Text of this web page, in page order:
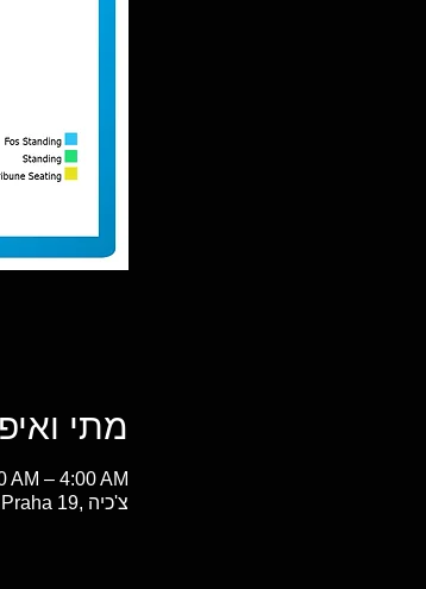
מתי
AM – 4:00 AM
Letnany Airport, Hůlkova 1075/35, 197 00 Praha 19, צ'כיה